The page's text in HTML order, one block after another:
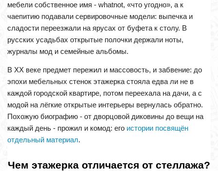
мебели собственное имя - whatnot, «что угодно», а к
чаепитию подавали сервировочные модели: выпечка и
сладости переезжали на ярусах от буфета к столу. В
русских усадьбах открытые полочки держали ноты,
журналы мод и семейные альбомы.
В XX веке предмет пережил и массовость, и забвение: до
эпохи мебельных стенок этажерка стояла едва ли не в
каждой городской квартире, потом переехала на дачи, а с
модой на лёгкие открытые интерьеры вернулась обратно.
Похожую биографию - от дворцовой диковины до вещи на
каждый день - прожил и комод: его истории посвящён
отдельный материал.
Чем этажерка отличается от стеллажа?